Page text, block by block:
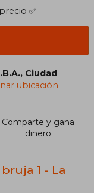
✅
Ciudad
ubicación
Comparte y gana
dinero
1 - La